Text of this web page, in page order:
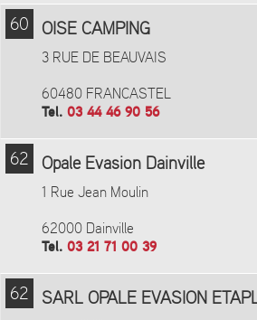
60 OISE CAMPING
3 RUE DE BEAUVAIS
60480 FRANCASTEL
Tel. 03 44 46 90 56
62 Opale Evasion Dainville
1 Rue Jean Moulin
62000 Dainville
Tel. 03 21 71 00 39
62 SARL OPALE EVASION